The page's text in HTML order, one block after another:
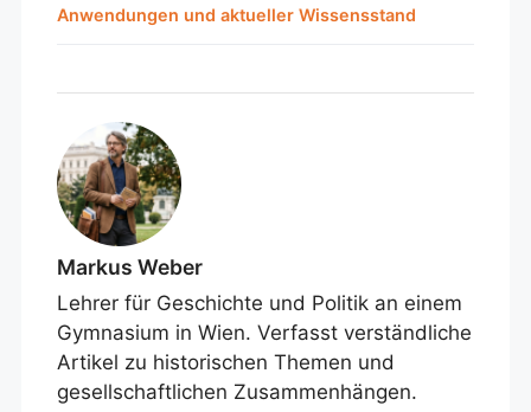
Anwendungen und aktueller Wissensstand
Markus Weber
Lehrer für Geschichte und Politik an einem
Gymnasium in Wien. Verfasst verständliche
Artikel zu historischen Themen und
gesellschaftlichen Zusammenhängen.